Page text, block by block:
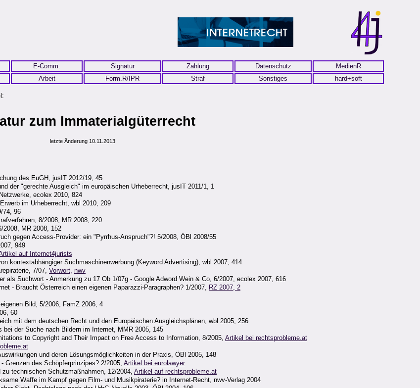
E-Comm. Signatur Zahlung Datenschutz
MedienR
Arbeit Form.R/IPR Straf Sonstiges hard+soft
zum Immaterialgüterrecht
letzte Änderung 10.11.2013
des EuGH, jusIT 2012/19, 45
der "gerechte Ausgleich" im europäischen Urheberrecht, jusIT 2011/1, 1
ecolex 2010, 824
im Urheberrecht, wbl 2010, 209
74, 96
8/2008, MR 2008, 220
2008, MR 2008, 152
gegen Access-Provider: ein "Pyrrhus-Anspruch"?! 5/2008, ÖBl 2008/55
949
auf Internet4jurists
kontextabhängiger Suchmaschinenwerbung (Keyword Advertising), wbl 2007, 414
7/07, Vorwort, nwv
als Suchwort - Anmerkung zu 17 Ob 1/07g - Google Adword Wein & Co, 6/2007, ecolex 2007, 616
- Braucht Österreich einen eigenen Paparazzi-Paragraphen? 1/2007, RZ 2007, 2
Bild, 5/2006, FamZ 2006, 4
60
mit dem deutschen Recht und den Europäischen Ausgleichsplänen, wbl 2005, 256
der Suche nach Bildern im Internet, MMR 2005, 145
to Copyright and Their Impact on Free Access to Information, 8/2005, Artikel bei rechtsprobleme.at
und deren Lösungsmöglichkeiten in der Praxis, ÖBl 2005, 148
Grenzen des Schöpferprinzipes? 2/2005, Artikel bei eurolawyer
technischen Schutzmaßnahmen, 12/2004, Artikel auf rechtsprobleme.at
Waffe im Kampf gegen Film- und Musikpiraterie? in Internet-Recht, nwv-Verlag 2004